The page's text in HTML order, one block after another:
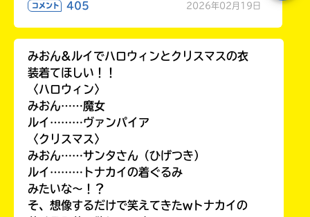
コメント 405 2026年02月19日
みおん&ルイでハロウィンとクリスマスの衣
装着てほしい！！
〈ハロウィン〉
みおん……魔女
ルイ………ヴァンパイア
〈クリスマス〉
みおん……サンタさん（ひげつき）
ルイ………トナカイの着ぐるみ
みたいな〜！？
そ、想像するだけで笑えてきたwトナカイの